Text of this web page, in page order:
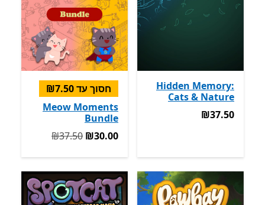
Hidden Memory:
Cats & Nature
‪₪37.50‬
‪₪37.50‬
חסוך עד ‪₪7.50‬
Meow Moments
Bundle
המקורי ‪₪37.50‬ עכשיו ‪₪30.00‬ ‪₪37.50‬ ‪₪30.00‬